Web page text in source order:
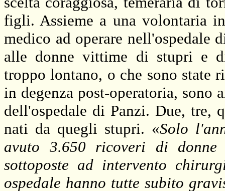
figli. Assieme a una volontaria
medico ad operare nell'ospedale
alle donne vittime di stupri e
troppo lontano, o che sono state
in degenza post-operatoria, sono
dell'ospedale di Panzi. Due, tre,
nati da quegli stupri. «Solo
avuto 3.650 ricoveri di donne
sottoposte ad intervento
ospedale hanno tutte subito